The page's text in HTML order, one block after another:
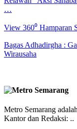
…
View 360⁰ Hamparan
Bagas Adhadirgha :
Wirausaha
Metro Semarang
Kantor dan Redaksi: ..